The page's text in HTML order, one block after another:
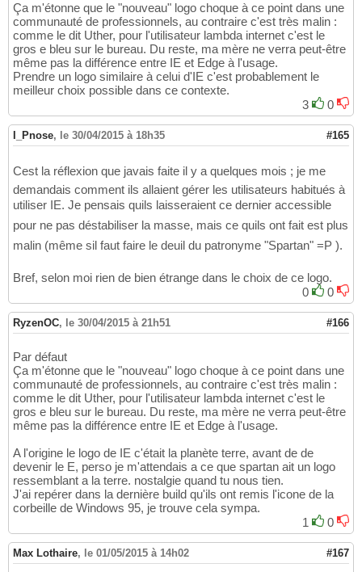
Ça m'étonne que le "nouveau" logo choque à ce point dans une
communauté de professionnels, au contraire c'est très malin :
comme le dit Uther, pour l'utilisateur lambda internet c'est le
gros e bleu sur le bureau. Du reste, ma mère ne verra peut-être
même pas la différence entre IE et Edge à l'usage.
Prendre un logo similaire à celui d'IE c'est probablement le
meilleur choix possible dans ce contexte.
3
0
I_Pnose, le 30/04/2015 à 18h35 #165
Cest la réflexion que javais faite il y a quelques mois ; je me
demandais comment ils allaient gérer les utilisateurs habitués à
utiliser IE. Je pensais quils laisseraient ce dernier accessible
pour ne pas déstabiliser la masse, mais ce quils ont fait est plus
malin (même sil faut faire le deuil du patronyme "Spartan" =P ).
Bref, selon moi rien de bien étrange dans le choix de ce logo.
0
0
RyzenOC, le 30/04/2015 à 21h51 #166
Par défaut
Ça m'étonne que le "nouveau" logo choque à ce point dans une
communauté de professionnels, au contraire c'est très malin :
comme le dit Uther, pour l'utilisateur lambda internet c'est le
gros e bleu sur le bureau. Du reste, ma mère ne verra peut-être
même pas la différence entre IE et Edge à l'usage.
A l'origine le logo de IE c'était la planète terre, avant de de
devenir le E, perso je m'attendais a ce que spartan ait un logo
ressemblant a la terre. nostalgie quand tu nous tien.
J'ai repérer dans la dernière build qu'ils ont remis l'icone de la
corbeille de Windows 95, je trouve cela sympa.
1
0
Max Lothaire, le 01/05/2015 à 14h02 #167